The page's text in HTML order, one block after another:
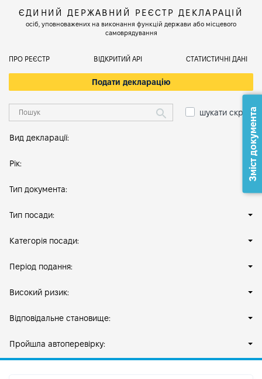
ЄДИНИЙ ДЕРЖАВНИЙ РЕЄСТР ДЕКЛАРАЦІЙ
осіб, уповноважених на виконання функцій держави або місцевого
самоврядування
ПРО РЕЄСТР ВІДКРИТИЙ АРІ СТАТИСТИЧНІ ДАНІ
Подати декларацію
шукати скрізь
Вид декларації:
Рік:
Тип документа:
Тип посади:
Категорія посади:
Період подання:
Високий ризик:
Відповідальне становище:
Пройшла автоперевірку:
Зміст документа